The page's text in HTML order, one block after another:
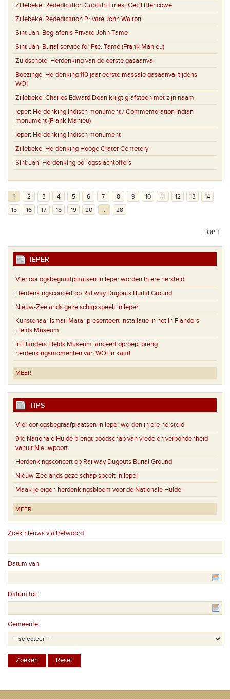
Zillebeke: Rededication Captain Ernest Cecil Blencowe
Zillebeke: Rededication Private John Walton
Sint-Jan: Begrafenis Private John Tame
Sint-Jan: Burial service for Pte. Tame (Frank Mahieu)
Zuidschote: Herdenking van de eerste gasaanval
Boezinge: Herdenking 110 jaar eerste massale gasaanval tijdens
WOI
Zillebeke: Charles Edward Dean krijgt grafsteen met zijn naam
Ieper: Herdenking Indisch monument / Commemoration Indian
monument (Frank Mahieu)
Ieper: Herdenking Indisch monument
Zillebeke: Herdenking Hooge Crater Cemetery
Sint-Jan: Herdenking oorlogsslachtoffers
1 2 3 4 5 6 7 8 9 10 11 12 13
14
15
16 17 18 19 20 ... 28
TOP ↑
IEPER
Vier oorlogsbegraafplaatsen in Ieper worden in ere hersteld
Herdenkingsconcert op Railway Dugouts Burial Ground
Nieuw-Zeelands gezelschap speelt in Ieper
Kunstenaar Ismail Matar presenteert installatie in het In Flanders
Fields Museum
In Flanders Fields Museum lanceert oproep: breng
herdenkingsmomenten van WOI in kaart
MEER
TIPS
Vier oorlogsbegraafplaatsen in Ieper worden in ere hersteld
91e Nationale Hulde brengt boodschap van vrede en verbondenheid
vanuit Nieuwpoort
Herdenkingsconcert op Railway Dugouts Burial Ground
Nieuw-Zeelands gezelschap speelt in Ieper
Maak je eigen herdenkingsbloem voor de Nationale Hulde
MEER
Zoek nieuws via trefwoord:
Datum van:
Datum tot:
Gemeente: